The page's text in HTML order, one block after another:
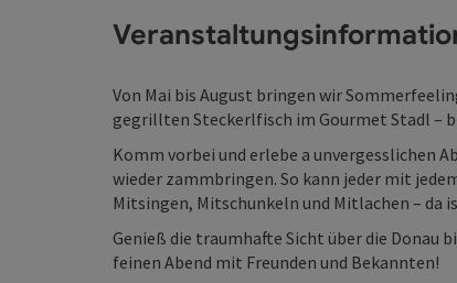
Von Mai bis August bringen wir
gegrillten Steckerlfisch im Gourmet Stadl –
Komm vorbei und erlebe a unvergesslichen
wieder zammbringen. So kann jeder mit
Mitsingen, Mitschunkeln und Mitlachen –
Genieß die traumhafte Sicht über die Donau
feinen Abend mit Freunden und Bekannten!